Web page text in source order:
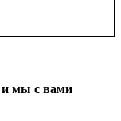
и мы с вами